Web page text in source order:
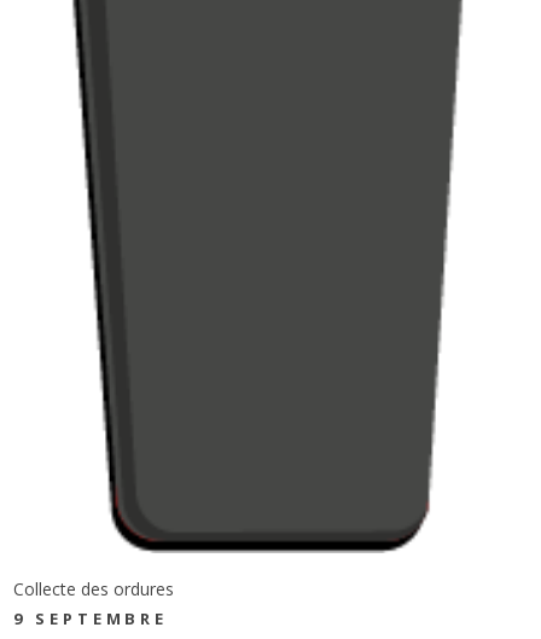
Collecte des ordures
9 SEPTEMBRE